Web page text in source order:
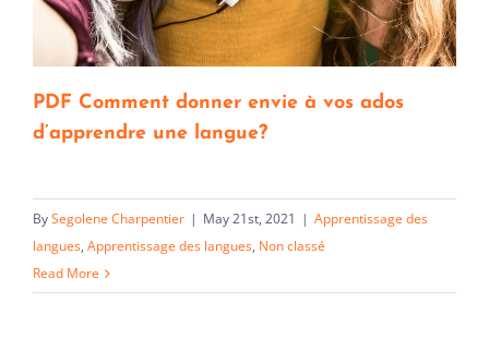
PDF Comment donner envie à vos ados
d’apprendre une langue?
BySegolene Charpentier | May 21st, 2021 | Apprentissage des
langues, Apprentissage des langues, Non classé
Read More